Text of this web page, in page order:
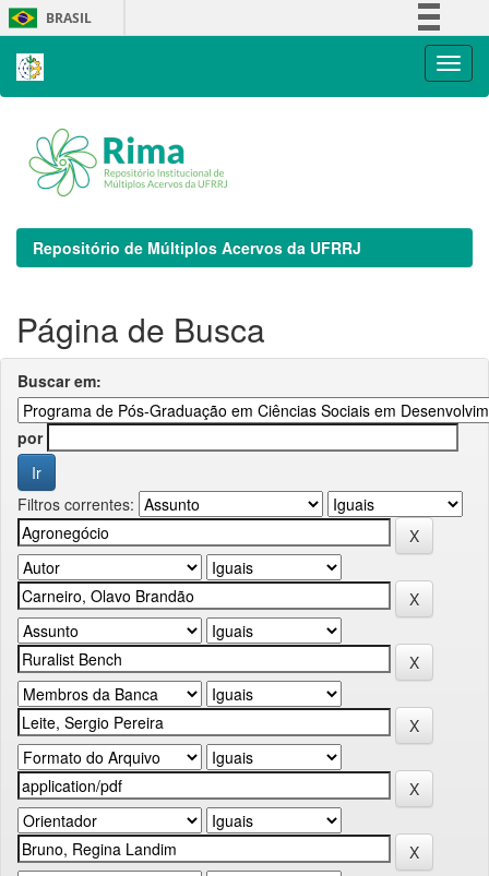
Skip
navigation
BRASIL
Repositório de Múltiplos Acervos da UFRRJ
Página de Busca
Buscar em:
por
Filtros correntes: